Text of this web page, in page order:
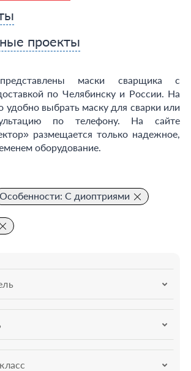
проекты
маски сварщика с
по Челябинску и России. На
выбрать маску для сварки или
по телефону. На сайте
размещается только надежное,
оборудование.
Особенности: С диоптриями